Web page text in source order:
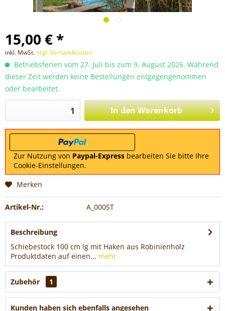
15,00 € *
inkl. MwSt.zzgl. Versandkosten
Betriebsferien vom 27. Juli bis zum 9. August 2026. Während
dieser Zeit werden keine Bestellungen entgegengenommen
oder bearbeitet.
In denWarenkorb
Zur Nutzung von Paypal-Express bearbeiten Sie bitte Ihre
Cookie-Einstellungen.
Merken
Artikel-Nr.: A_000ST
Beschreibung
Schiebestock 100 cm lg mit Haken aus Robinienholz
Produktdaten auf einen... mehr
Zubehör 1
Kunden haben sich ebenfalls angesehen